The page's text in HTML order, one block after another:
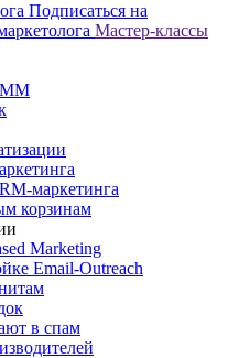
Подписаться на
Мастер-классы
маркетинга
корзинам
Marketing
Email-Outreach
в спам